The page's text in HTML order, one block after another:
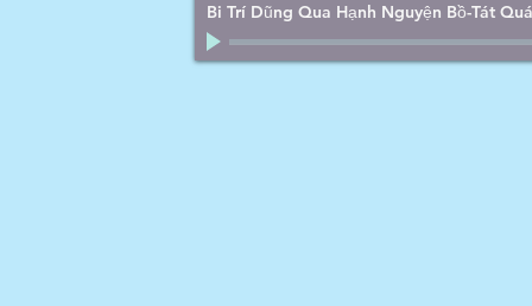
Bi Trí Dũng Qua Hạnh Nguyện Bồ-Tát